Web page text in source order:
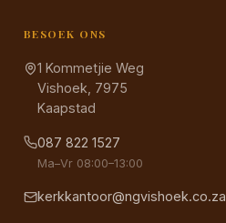
BESOEK ONS
1 Kommetjie Weg
Vishoek, 7975
Kaapstad
087 822 1527
Ma–Vr 08:00–13:00
kerkkantoor@ngvishoek.co.za